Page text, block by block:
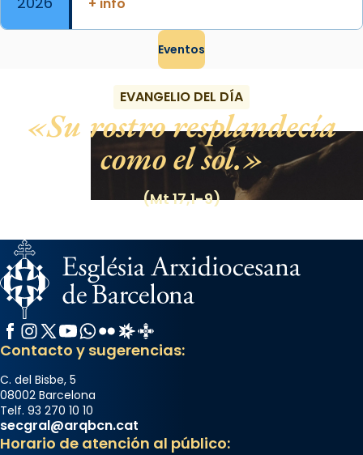
+ info
Eventos
EVANGELIO DEL DÍA
Su rostro resplandecía
como el sol.
(Mt 17,1-9)
Facebook
Instagram
X / Twitter
YouTube
WhatsApp
FlickrRadio Estel
Catalunya Cristiana
Contacto y sugerencias:
C. del Bisbe, 5
08002 Barcelona
Telf. 93 270 10 10
secgral@arqbcn.cat
Horario de atención al público: